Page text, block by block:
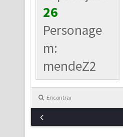
26
Personage
m:
mendeZ2
Encontrar